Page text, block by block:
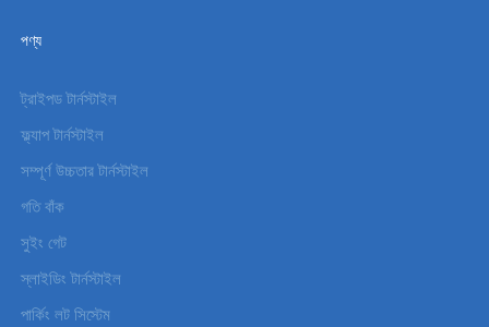
পণ্য
ট্রাইপড টার্নস্টাইল
ফ্ল্যাপ টার্নস্টাইল
সম্পূর্ণ উচ্চতার টার্নস্টাইল
গতি বাঁক
সুইং গেট
স্লাইডিং টার্নস্টাইল
পার্কিং লট সিস্টেম